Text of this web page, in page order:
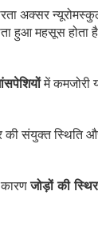
अक्सर
हुआ महसूस होता
में कमजोरी
की संयुक्त स्थिति
कारणजोड़ों की